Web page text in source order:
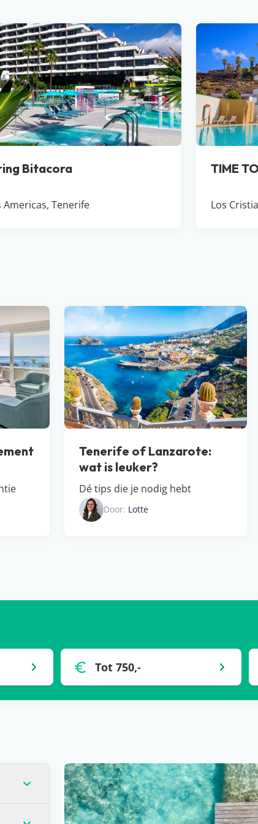
Bitacora
Americas, Tenerife
TIME
Los
Tenerife of Lanzarote:
wat is leuker?
Dé tips die je nodig hebt
Door: Lotte
Tot 750,-